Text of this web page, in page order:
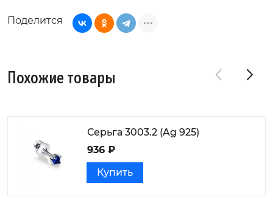
Поделится
Похожие товары
Серьга 3003.2 (Ag 925)
936 ₽
Купить